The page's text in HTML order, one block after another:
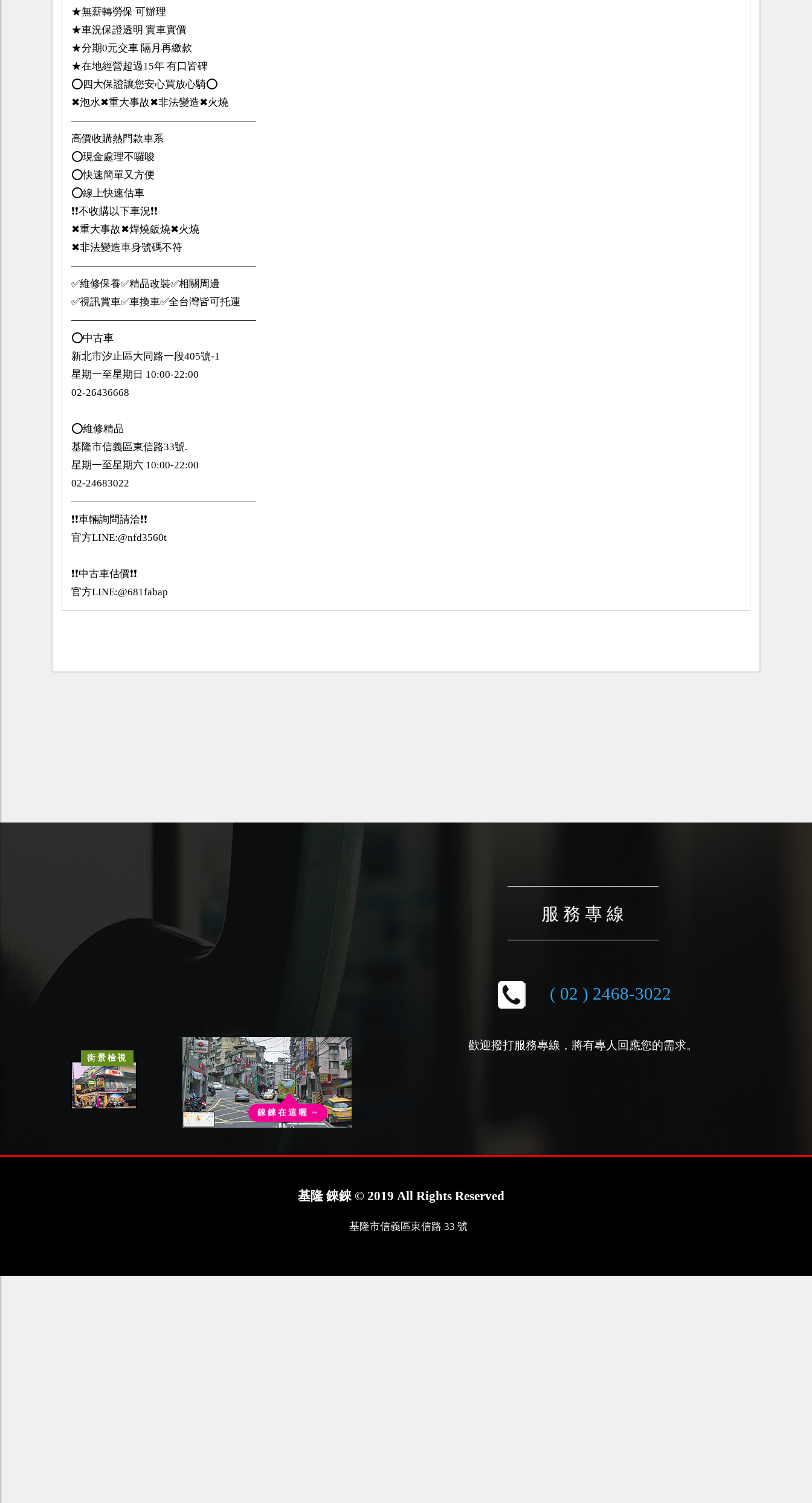
★無薪轉勞保 可辦理
★車況保證透明 實車實價
★分期0元交車 隔月再繳款
★在地經營超過15年 有口皆碑
⭕️四大保證讓您安心買放心騎⭕️
✖泡水✖重大事故✖非法變造✖火燒
——————————————————
高價收購熱門款車系
⭕️現金處理不囉唆
⭕️快速簡單又方便
⭕️線上快速估車
❗️❗️不收購以下車況❗️❗️
✖重大事故✖焊燒鈑燒✖火燒
✖非法變造車身號碼不符
——————————————————
✅維修保養✅精品改裝✅相關周邊
✅視訊賞車✅車換車✅全台灣皆可托運
——————————————————
⭕️中古車
新北市汐止區大同路一段405號-1
星期一至星期日 10:00-22:00
02-26436668
⭕️維修精品
基隆市信義區東信路33號.
星期一至星期六 10:00-22:00
02-24683022
——————————————————
❗️❗️車輛詢問請洽❗️❗️
官方LINE:@nfd3560t
❗️❗️中古車估價❗️❗️
官方LINE:@681fabap
街景檢視
錸錸在這喔 ~
服 務 專 線
( 02 ) 2468-3022
歡迎撥打服務專線，將有專人回應您的需求。
基隆 錸錸 © 2019 All Rights Reserved
基隆市信義區東信路 33 號